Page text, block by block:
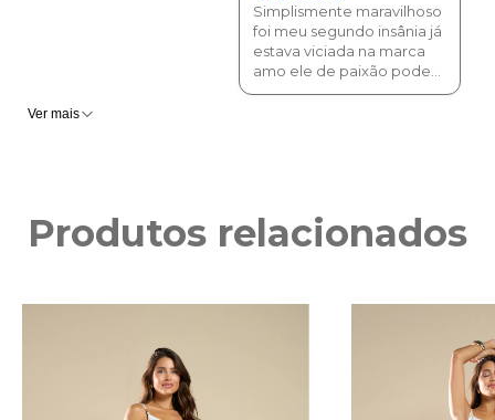
Simplismente maravilhoso
foi meu segundo insânia já
estava viciada na marca
amo ele de paixão podem
comprar sem medo .
Ver mais
Produtos relacionados